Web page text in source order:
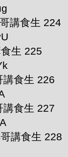
講食生 224
生 225
食生 226
食生 227
講食生 228